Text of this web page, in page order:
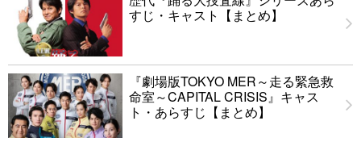
すじ・キャスト【まとめ】
『劇場版TOKYO MER～走る緊急救
命室～CAPITAL CRISIS』キャス
ト・あらすじ【まとめ】